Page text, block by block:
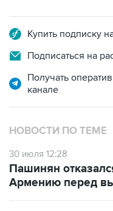
Купить подписку
Подписаться на
Получать
канале
НОВОСТИ ПО ТЕМЕ
30 июля 12:28
Пашинян
Армению перед